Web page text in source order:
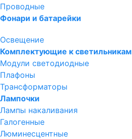
Проводные
Фонари и батарейки
Освещение
Комплектующие к светильникам
Модули светодиодные
Плафоны
Трансформаторы
Лампочки
Лампы накаливания
Галогенные
Люминесцентные